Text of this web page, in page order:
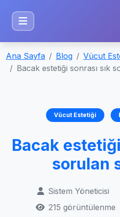
Ana Sayfa Blog Vücut
Bacak estetiği sonrası sık
Vücut Estetiği
Bacak
sorulan
Sistem Yöneticisi
215 görüntülenme